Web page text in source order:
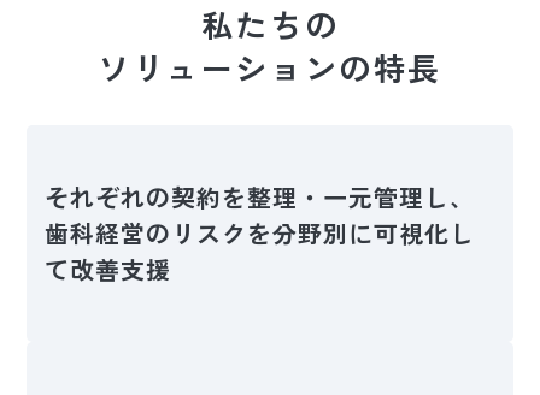
私たちの
ソリューションの特長
それぞれの契約を整理・一元管理し、
歯科経営のリスクを分野別に可視化し
て改善支援